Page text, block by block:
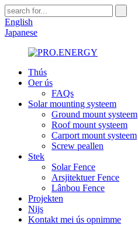
English
Japanese
Thús
Oer ús
FAQs
Solar mounting systeem
Ground mount systeem
Roof mount systeem
Carport mount systeem
Screw peallen
Stek
Solar Fence
Arsjitektuer Fence
Lânbou Fence
Projekten
Nijs
Kontakt mei ús opnimme